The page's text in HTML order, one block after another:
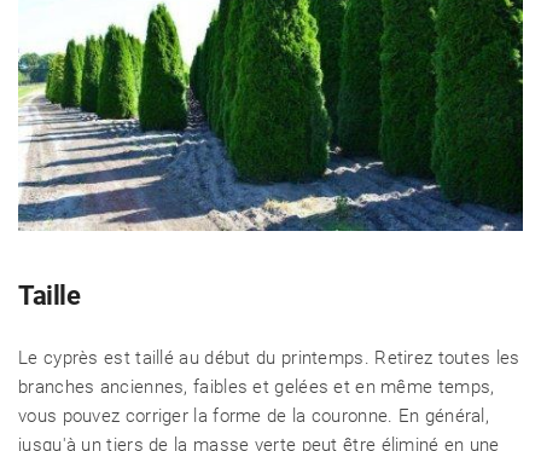
Taille
Le cyprès est taillé au début du printemps. Retirez toutes les
branches anciennes, faibles et gelées et en même temps,
vous pouvez corriger la forme de la couronne. En général,
jusqu'à un tiers de la masse verte peut être éliminé en une